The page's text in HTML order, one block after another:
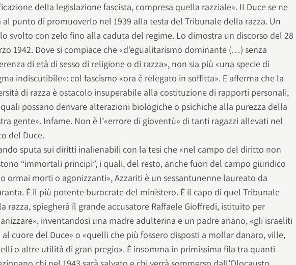
della legislazione fascista, compresa quella razziale». II Duce se ne
al punto di promuoverlo nel 1939 alla testa del Tribunale della razza. Un
svolto con zelo fino alla caduta del regime. Lo dimostra un discorso del 28
1942. Dove si compiace che «d’egualitarismo dominante (…) senza
di età di sesso di religione o di razza», non sia più «una specie di
indiscutibile»: col fascismo «ora è relegato in soffitta». E afferma che la
di razza è ostacolo insuperabile alla costituzione di rapporti personali,
possano derivare alterazioni biologiche o psichiche alla purezza della
gente». Infame. Non è l’«errore di gioventù» di tanti ragazzi allevati nel
del Duce.
sputa sui diritti inalienabili con la tesi che «nel campo del diritto non
“immortali principi”, i quali, del resto, anche fuori del campo giuridico
ormai morti o agonizzanti», Azzariti è un sessantunenne laureato da
È il più potente burocrate del ministero. È il capo di quel Tribunale
razza, spiegherà íl grande accusatore Raffaele Gioffredi, istituito per
inventandosi una madre adulterina e un padre ariano, «gli israeliti
al cuore del Duce» o «quelli che più fossero disposti a mollar danaro, ville,
o altre utilità di gran pregio». È insomma in primissima fila tra quanti